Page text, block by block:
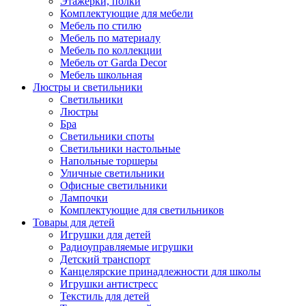
Комплектующие для мебели
Мебель по стилю
Мебель по материалу
Мебель по коллекции
Мебель от Garda Decor
Мебель школьная
Люстры и светильники
Светильники
Люстры
Бра
Светильники споты
Светильники настольные
Напольные торшеры
Уличные светильники
Офисные светильники
Лампочки
Комплектующие для светильников
Товары для детей
Игрушки для детей
Радиоуправляемые игрушки
Детский транспорт
Канцелярские принадлежности для школы
Игрушки антистресс
Текстиль для детей